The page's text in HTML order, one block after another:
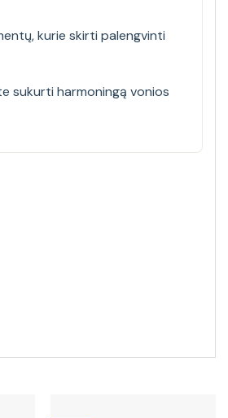
kurie skirti palengvinti
sukurti harmoningą vonios